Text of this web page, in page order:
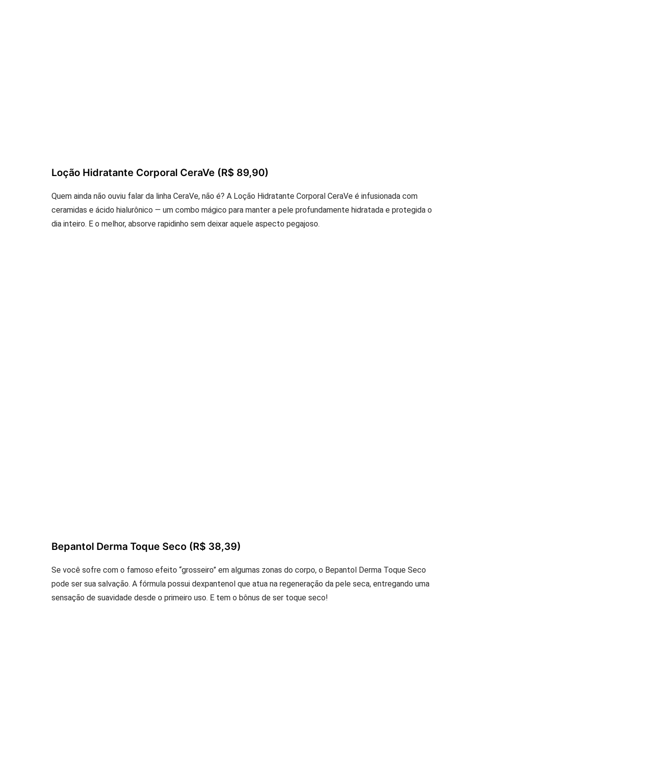
Loção Hidratante Corporal CeraVe (R$ 89,90)
Quem ainda não ouviu falar da linha CeraVe, não é? A Loção Hidratante Corporal CeraVe é infusionada com
ceramidas e ácido hialurônico — um combo mágico para manter a pele profundamente hidratada e protegida o
dia inteiro. E o melhor, absorve rapidinho sem deixar aquele aspecto pegajoso.
Bepantol Derma Toque Seco (R$ 38,39)
Se você sofre com o famoso efeito “grosseiro” em algumas zonas do corpo, o Bepantol Derma Toque Seco
pode ser sua salvação. A fórmula possui dexpantenol que atua na regeneração da pele seca, entregando uma
sensação de suavidade desde o primeiro uso. E tem o bônus de ser toque seco!